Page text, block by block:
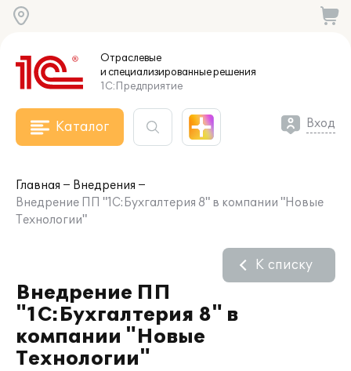
Отраслевые
и специализированныерешения
1С:Предприятие
Каталог Вход
Главная
Внедрения
Внедрение ПП "1С:Бухгалтерия 8" в компании "Новые
Технологии"
Внедрение ПП
"1С:Бухгалтерия 8" в
компании "Новые
Технологии"
К списку